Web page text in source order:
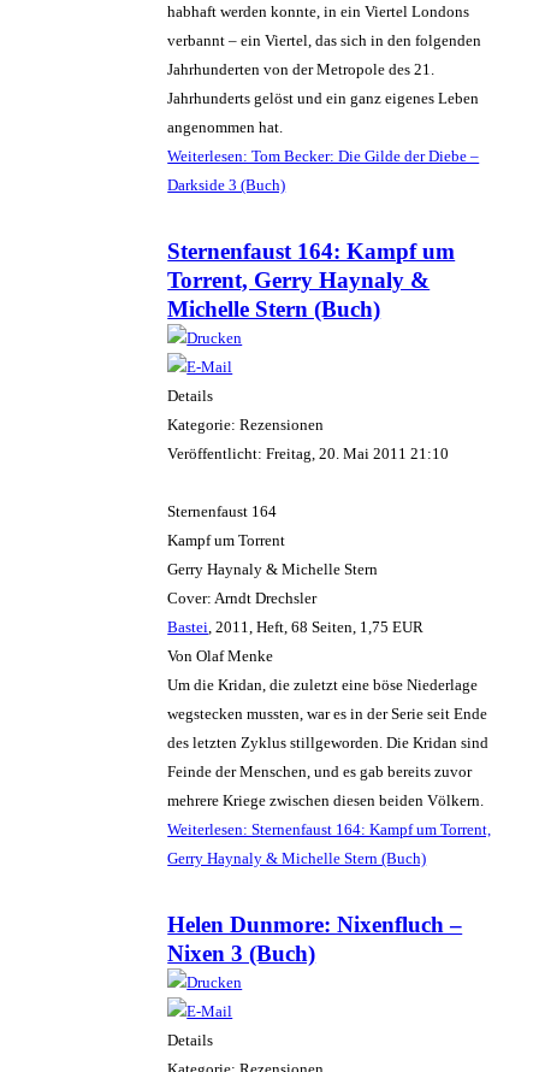
habhaft werden konnte, in ein Viertel Londons
verbannt – ein Viertel, das sich in den folgenden
Jahrhunderten von der Metropole des 21.
Jahrhunderts gelöst und ein ganz eigenes Leben
angenommen hat.
Weiterlesen: Tom Becker: Die Gilde der Diebe –
Darkside 3 (Buch)
Sternenfaust 164: Kampf um
Torrent, Gerry Haynaly &
Michelle Stern (Buch)
Details
Kategorie: Rezensionen
Veröffentlicht: Freitag, 20. Mai 2011 21:10
Sternenfaust 164
Kampf um Torrent
Gerry Haynaly & Michelle Stern
Cover: Arndt Drechsler
Bastei , 2011, Heft, 68 Seiten, 1,75 EUR
Von Olaf Menke
Um die Kridan, die zuletzt eine böse Niederlage
wegstecken mussten, war es in der Serie seit Ende
des letzten Zyklus stillgeworden. Die Kridan sind
Feinde der Menschen, und es gab bereits zuvor
mehrere Kriege zwischen diesen beiden Völkern.
Weiterlesen: Sternenfaust 164: Kampf um Torrent,
Gerry Haynaly & Michelle Stern (Buch)
Helen Dunmore: Nixenfluch –
Nixen 3 (Buch)
Details